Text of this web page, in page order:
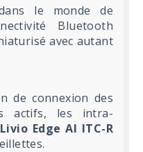
le monde de
Bluetooth
avec autant
de connexion des
actifs, les intra-
Livio Edge AI ITC-R